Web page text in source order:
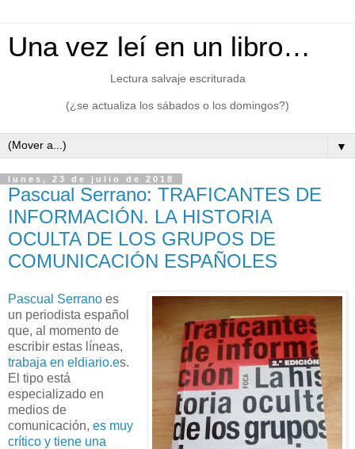
Una vez leí en un libro…
Lectura salvaje escriturada
(¿se actualiza los sábados o los domingos?)
▼
lunes, 23 de julio de 2018
Pascual Serrano: TRAFICANTES DE
INFORMACIÓN. LA HISTORIA
OCULTA DE LOS GRUPOS DE
COMUNICACIÓN ESPAÑOLES
Pascual Serrano es
un periodista español
que, al momento de
escribir estas líneas,
trabaja en eldiario.es.
El tipo está
especializado en
medios de
comunicación, es muy
crítico y tiene una